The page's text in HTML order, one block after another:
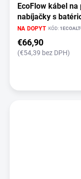
EcoFlow kábel
nabíjačky s
NA DOPYT KÓD:
€66,90
(€54,39 bez DPH)